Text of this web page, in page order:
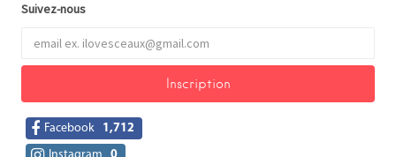
Suivez-nous
Facebook
1,712